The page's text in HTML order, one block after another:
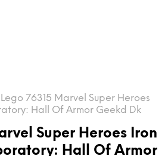
Lego 76315 Marvel Super Heroes
Hall Of Armor Geekd Dk
Super Heroes Iron
Hall Of Armor